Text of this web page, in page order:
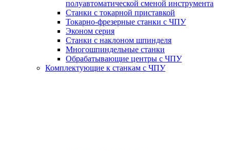
полуавтоматической сменой инструмента
Станки с токарной приставкой
Токарно-фрезерные станки с ЧПУ
Эконом серия
Станки с наклоном шпинделя
Многошпиндельные станки
Обрабатывающие центры с ЧПУ
Комплектующие к станкам с ЧПУ